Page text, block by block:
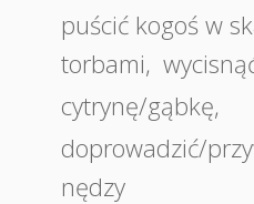
puścić kogoś w
torbami,
cytrynę/gąbkę,
doprowadzić/
nędzy